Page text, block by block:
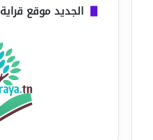
الجديد موقع قراية Collège